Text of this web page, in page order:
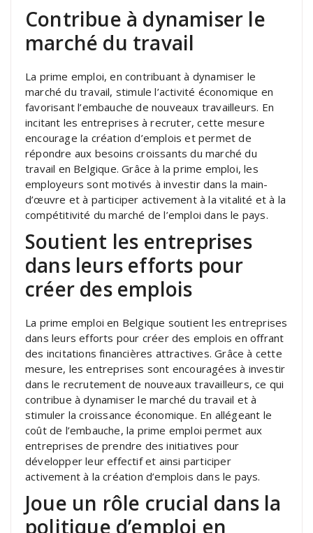
Contribue à dynamiser le
marché du travail
La prime emploi, en contribuant à dynamiser le
marché du travail, stimule l’activité économique en
favorisant l’embauche de nouveaux travailleurs. En
incitant les entreprises à recruter, cette mesure
encourage la création d’emplois et permet de
répondre aux besoins croissants du marché du
travail en Belgique. Grâce à la prime emploi, les
employeurs sont motivés à investir dans la main-
d’œuvre et à participer activement à la vitalité et à la
compétitivité du marché de l’emploi dans le pays.
Soutient les entreprises
dans leurs efforts pour
créer des emplois
La prime emploi en Belgique soutient les entreprises
dans leurs efforts pour créer des emplois en offrant
des incitations financières attractives. Grâce à cette
mesure, les entreprises sont encouragées à investir
dans le recrutement de nouveaux travailleurs, ce qui
contribue à dynamiser le marché du travail et à
stimuler la croissance économique. En allégeant le
coût de l’embauche, la prime emploi permet aux
entreprises de prendre des initiatives pour
développer leur effectif et ainsi participer
activement à la création d’emplois dans le pays.
Joue un rôle crucial dans la
politique d’emploi en